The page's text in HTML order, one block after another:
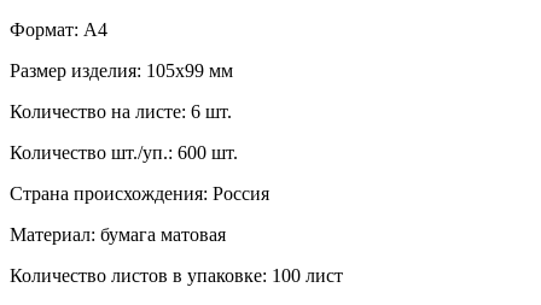
Формат: A4
Размер изделия: 105x99 мм
Количество на листе: 6 шт.
Количество шт./уп.: 600 шт.
Страна происхождения: Россия
Материал: бумага матовая
Количество листов в упаковке: 100 лист